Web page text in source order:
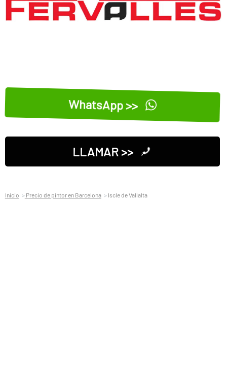
WhatsApp >>
LLAMAR >>
Inicio Precio de pintor en Barcelona Iscle de Vallalta